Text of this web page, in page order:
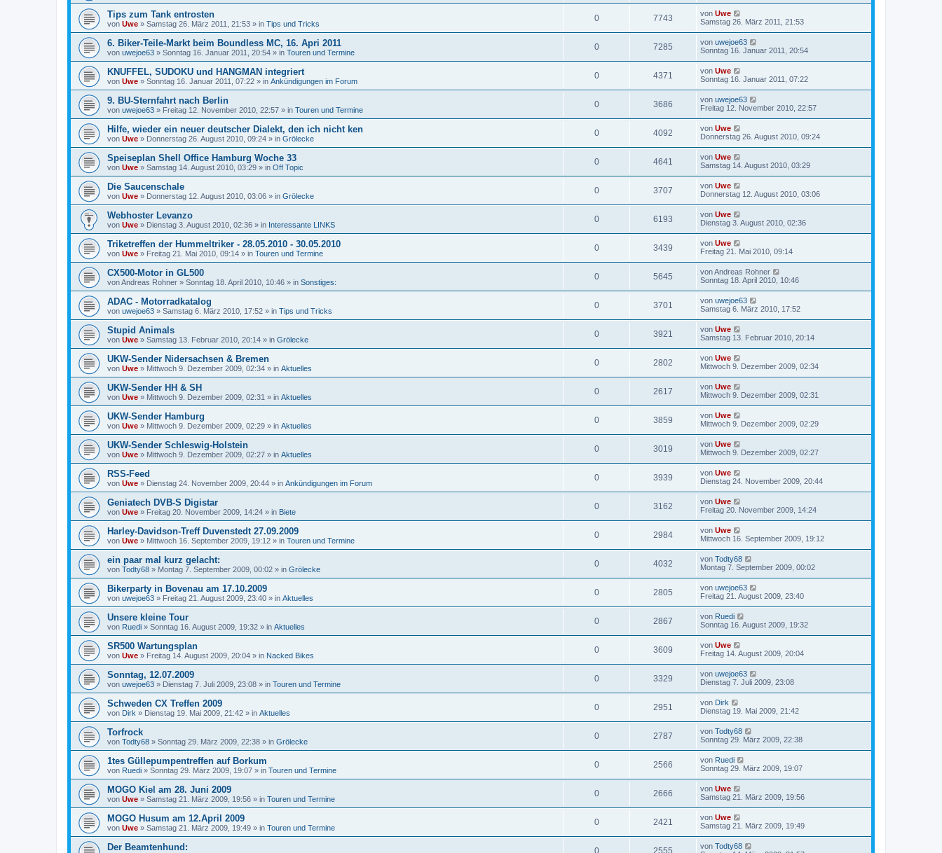
Tips zum Tank entrosten
von Uwe » Samstag 26. März 2011, 21:53 » in Tips und Tricks
0 7743 von Uwe
Samstag 26. März 2011, 21:53
6. Biker-Teile-Markt beim Boundless MC, 16. Apri 2011
von uwejoe63 » Sonntag 16. Januar 2011, 20:54 » in Touren und Termine
0 7285 von uwejoe63
Sonntag 16. Januar 2011, 20:54
KNUFFEL, SUDOKU und HANGMAN integriert
von Uwe » Sonntag 16. Januar 2011, 07:22 » in Ankündigungen im Forum
0 4371 von Uwe
Sonntag 16. Januar 2011, 07:22
9. BU-Sternfahrt nach Berlin
von uwejoe63 » Freitag 12. November 2010, 22:57 » in Touren und Termine
0 3686 von uwejoe63
Freitag 12. November 2010, 22:57
Hilfe, wieder ein neuer deutscher Dialekt, den ich nicht ken
von Uwe » Donnerstag 26. August 2010, 09:24 » in Grölecke
0 4092 von Uwe
Donnerstag 26. August 2010, 09:24
Speiseplan Shell Office Hamburg Woche 33
von Uwe » Samstag 14. August 2010, 03:29 » in Off Topic
0 4641 von Uwe
Samstag 14. August 2010, 03:29
Die Saucenschale
von Uwe » Donnerstag 12. August 2010, 03:06 » in Grölecke
0 3707 von Uwe
Donnerstag 12. August 2010, 03:06
Webhoster Levanzo
von Uwe » Dienstag 3. August 2010, 02:36 » in Interessante LINKS
0 6193 von Uwe
Dienstag 3. August 2010, 02:36
Triketreffen der Hummeltriker - 28.05.2010 - 30.05.2010
von Uwe » Freitag 21. Mai 2010, 09:14 » in Touren und Termine
0 3439 von Uwe
Freitag 21. Mai 2010, 09:14
CX500-Motor in GL500
vonAndreas Rohner » Sonntag 18. April 2010, 10:46 » in Sonstiges:
0 5645 vonAndreas Rohner
Sonntag 18. April 2010, 10:46
ADAC - Motorradkatalog
von uwejoe63 » Samstag 6. März 2010, 17:52 » in Tips und Tricks
0 3701 von uwejoe63
Samstag 6. März 2010, 17:52
Stupid Animals
von Uwe » Samstag 13. Februar 2010, 20:14 » in Grölecke
0 3921 von Uwe
Samstag 13. Februar 2010, 20:14
UKW-Sender Nidersachsen & Bremen
von Uwe » Mittwoch 9. Dezember 2009, 02:34 » in Aktuelles
0 2802 von Uwe
Mittwoch 9. Dezember 2009, 02:34
UKW-Sender HH & SH
von Uwe » Mittwoch 9. Dezember 2009, 02:31 » in Aktuelles
0 2617 von Uwe
Mittwoch 9. Dezember 2009, 02:31
UKW-Sender Hamburg
von Uwe » Mittwoch 9. Dezember 2009, 02:29 » in Aktuelles
0 3859 von Uwe
Mittwoch 9. Dezember 2009, 02:29
UKW-Sender Schleswig-Holstein
von Uwe » Mittwoch 9. Dezember 2009, 02:27 » in Aktuelles
0 3019 von Uwe
Mittwoch 9. Dezember 2009, 02:27
RSS-Feed
von Uwe » Dienstag 24. November 2009, 20:44 » in Ankündigungen im Forum
0 3939 von Uwe
Dienstag 24. November 2009, 20:44
Geniatech DVB-S Digistar
von Uwe » Freitag 20. November 2009, 14:24 » in Biete
0 3162 von Uwe
Freitag 20. November 2009, 14:24
Harley-Davidson-Treff Duvenstedt 27.09.2009
von Uwe » Mittwoch 16. September 2009, 19:12 » in Touren und Termine
0 2984 von Uwe
Mittwoch 16. September 2009, 19:12
ein paar mal kurz gelacht:
von Todty68 » Montag 7. September 2009, 00:02 » in Grölecke
0 4032 von Todty68
Montag 7. September 2009, 00:02
Bikerparty in Bovenau am 17.10.2009
von uwejoe63 » Freitag 21. August 2009, 23:40 » in Aktuelles
0 2805 von uwejoe63
Freitag 21. August 2009, 23:40
Unsere kleine Tour
von Ruedi » Sonntag 16. August 2009, 19:32 » in Aktuelles
0 2867 von Ruedi
Sonntag 16. August 2009, 19:32
SR500 Wartungsplan
von Uwe » Freitag 14. August 2009, 20:04 » in Nacked Bikes
0 3609 von Uwe
Freitag 14. August 2009, 20:04
Sonntag, 12.07.2009
von uwejoe63 » Dienstag 7. Juli 2009, 23:08 » in Touren und Termine
0 3329 von uwejoe63
Dienstag 7. Juli 2009, 23:08
Schweden CX Treffen 2009
von Dirk » Dienstag 19. Mai 2009, 21:42 » in Aktuelles
0 2951 von Dirk
Dienstag 19. Mai 2009, 21:42
Torfrock
von Todty68 » Sonntag 29. März 2009, 22:38 » in Grölecke
0 2787 von Todty68
Sonntag 29. März 2009, 22:38
1tes Güllepumpentreffen auf Borkum
von Ruedi » Sonntag 29. März 2009, 19:07 » in Touren und Termine
0 2566 von Ruedi
Sonntag 29. März 2009, 19:07
MOGO Kiel am 28. Juni 2009
von Uwe » Samstag 21. März 2009, 19:56 » in Touren und Termine
0 2666 von Uwe
Samstag 21. März 2009, 19:56
MOGO Husum am 12.April 2009
von Uwe » Samstag 21. März 2009, 19:49 » in Touren und Termine
0 2421 von Uwe
Samstag 21. März 2009, 19:49
Der Beamtenhund: 0 2555 von Todty68